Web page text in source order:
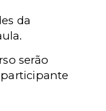
da
serão